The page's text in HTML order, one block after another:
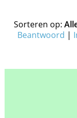
Sorteren op:
Beantwoord |